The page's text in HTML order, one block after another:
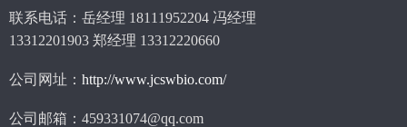
联系电话：岳经理 18111952204 冯经理
13312201903 郑经理 13312220660
公司网址： http://www.jcswbio.com/
公司邮箱：459331074@qq.com